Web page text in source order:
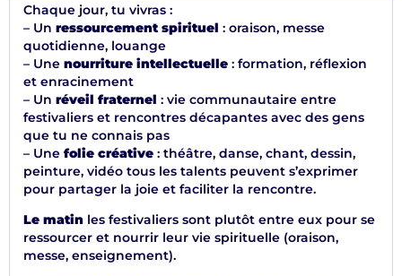
Chaque jour, tu vivras :
– Un ressourcement spirituel : oraison, messe
quotidienne, louange
– Une nourriture intellectuelle : formation, réflexion
et enracinement
– Un réveil fraternel : vie communautaire entre
festivaliers et rencontres décapantes avec des gens
que tu ne connais pas
– Une folie créative : théâtre, danse, chant, dessin,
peinture, vidéo tous les talents peuvent s’exprimer
pour partager la joie et faciliter la rencontre.
Le matin les festivaliers sont plutôt entre eux pour se
ressourcer et nourrir leur vie spirituelle (oraison,
messe, enseignement).